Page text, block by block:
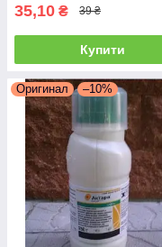
35,10 ₴ 39 ₴
Купити
Оригинал –10%